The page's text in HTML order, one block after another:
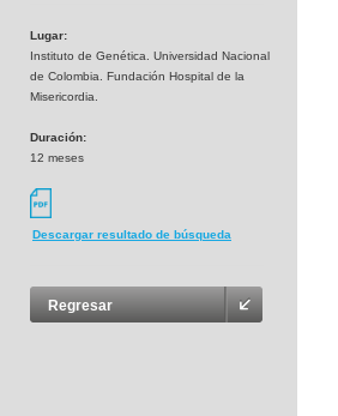
Lugar:
Instituto de Genética. Universidad Nacional
de Colombia. Fundación Hospital de la
Misericordia.
Duración:
12 meses
Descargar resultado de búsqueda
Regresar